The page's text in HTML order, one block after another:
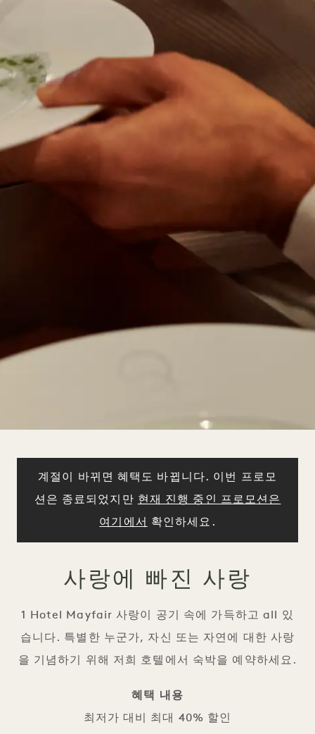
계절이 바뀌면 혜택도 바뀝니다. 이번 프로모
션은 종료되었지만 현재 진행 중인 프로모션은
여기에서
확인하세요.
사랑에 빠진 사랑
1 Hotel Mayfair 사랑이 공기 속에 가득하고 all 있
습니다. 특별한 누군가, 자신 또는 자연에 대한 사랑
을 기념하기 위해 저희 호텔에서 숙박을 예약하세요.
혜택 내용
최저가 대비 최대 40% 할인